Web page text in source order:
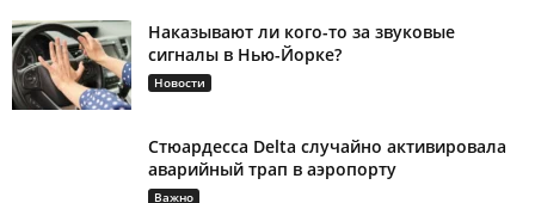
Наказывают ли кого-то за звуковые
сигналы в Нью-Йорке?
Новости
Стюардесса Delta случайно активировала
аварийный трап в аэропорту
Важно